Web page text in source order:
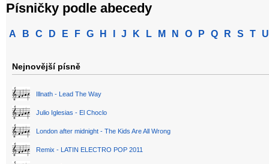
Písničky podle abecedy
A B C D E F G H J K L M N O P Q R S T U
Nejnovější písně
Illnath - Lead The Way
Julio Iglesias - El Choclo
London after midnight - The Kids Are All Wrong
Remix - LATIN ELECTRO POP 2011